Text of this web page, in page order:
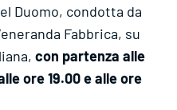
Duomo, condotta da
Fabbrica, su
con partenza alle
ore 19.00 e alle ore